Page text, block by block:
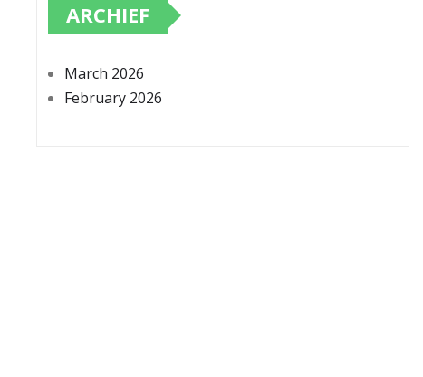
ARCHIEF
March 2026
February 2026